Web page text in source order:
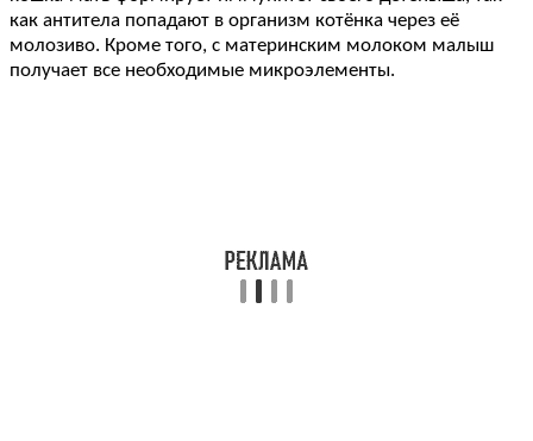
как антитела попадают в организм котёнка через её
молозиво. Кроме того, с материнским молоком малыш
получает все необходимые микроэлементы.